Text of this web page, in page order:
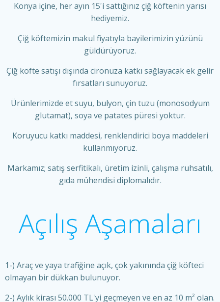
Konya içine, her ayın 15'i sattığınız çiğ köftenin yarısı
hediyemiz.
Çiğ köftemizin makul fiyatıyla bayilerimizin yüzünü
güldürüyoruz.
Çiğ köfte satışı dışında cironuza katkı sağlayacak ek gelir
fırsatları sunuyoruz.
Ürünlerimizde et suyu, bulyon, çin tuzu (monosodyum
glutamat), soya ve patates püresi yoktur.
Koruyucu katkı maddesi, renklendirici boya maddeleri
kullanmıyoruz.
Markamız; satış serfitikalı, üretim izinli, çalışma ruhsatılı,
gıda mühendisi diplomalıdır.
Açılış Aşamaları
1-) Araç ve yaya trafiğine açık, çok yakınında çiğ köfteci
olmayan bir dükkan bulunuyor.
2-) Aylık kirası 50.000 TL'yi geçmeyen ve en az 10 m² olan.